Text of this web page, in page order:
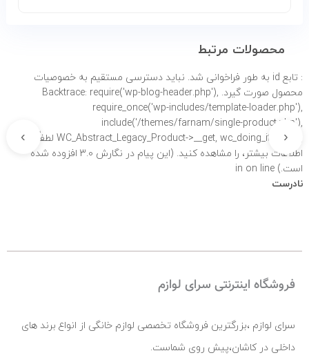
محصولات مرتبط
: تابع id به طور
فراخوانی شد. نباید دسترسی مستقیم به خصوصیات
محصول صورت گیرد. Backtrace: require('wp-blog-header.php'),
require_once('wp-includes/template-loader.php'),
include('/themes/farnam/single-product.php'),
WC_Abstract_Legacy_Product->__get, wc_doing_it_wrong لطفاً برای
اطلاعات بیشتر،
را مشاهده کنید. (این پیام در نگارش 3.0 افزوده شده
است.) in on line
نادرست
‹
›
فروشگاه اینترنتی سرای لوازم
سرای لوازم ،بزرگترین فروشگاه تخصصی لوازم خانگی از انواع برند های
داخلی در کاشان،پیش روی شماست.